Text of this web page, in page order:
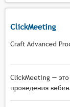
ClickMeeting
Craft Advanced
ClickMeeting —
проведения